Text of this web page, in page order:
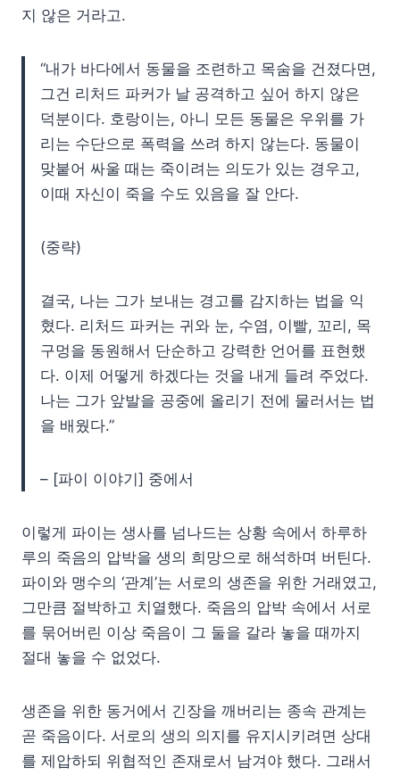
지 않은 거라고.
“내가 바다에서 동물을 조련하고 목숨을 건졌다면,
그건 리처드 파커가 날 공격하고 싶어 하지 않은
덕분이다. 호랑이는, 아니 모든 동물은 우위를 가
리는 수단으로 폭력을 쓰려 하지 않는다. 동물이
맞붙어 싸울 때는 죽이려는 의도가 있는 경우고,
이때 자신이 죽을 수도 있음을 잘 안다.
(중략)
결국, 나는 그가 보내는 경고를 감지하는 법을 익
혔다. 리처드 파커는 귀와 눈, 수염, 이빨, 꼬리, 목
구멍을 동원해서 단순하고 강력한 언어를 표현했
다. 이제 어떻게 하겠다는 것을 내게 들려 주었다.
나는 그가 앞발을 공중에 올리기 전에 물러서는 법
을 배웠다.”
– [파이 이야기] 중에서
이렇게 파이는 생사를 넘나드는 상황 속에서 하루하
루의 죽음의 압박을 생의 희망으로 해석하며 버틴다.
파이와 맹수의 ‘관계’는 서로의 생존을 위한 거래였고,
그만큼 절박하고 치열했다. 죽음의 압박 속에서 서로
를 묶어버린 이상 죽음이 그 둘을 갈라 놓을 때까지
절대 놓을 수 없었다.
생존을 위한 동거에서 긴장을 깨버리는 종속 관계는
곧 죽음이다. 서로의 생의 의지를 유지시키려면 상대
를 제압하되 위협적인 존재로서 남겨야 했다. 그래서